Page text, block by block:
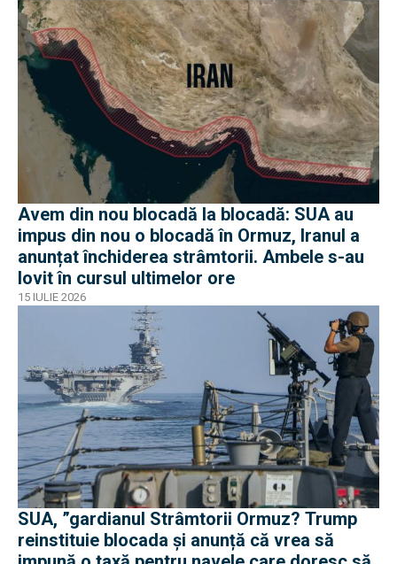
Avem din nou blocadă la blocadă: SUA au
impus din nou o blocadă în Ormuz, Iranul a
anunțat închiderea strâmtorii. Ambele s-au
lovit în cursul ultimelor ore
15 IULIE 2026
SUA, ”gardianul Strâmtorii Ormuz? Trump
reinstituie blocada și anunță că vrea să